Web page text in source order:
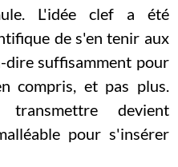
L'idée clef a été
de s'en tenir aux
dire suffisamment pour
compris, et pas plus.
devient
pour s'insérer